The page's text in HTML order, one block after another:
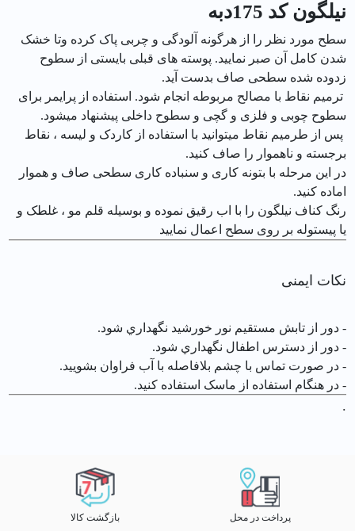
نیلگون کد 175دبه
سطح مورد نظر را از هرگونه آلودگی و چربی پاک کرده وتا خشک
شدن کامل آن صبر نمایید. پوسته های قبلی بایستی از سطوح
زدوده شده سطحی صاف بدست آید.
ترمیم نقاط با مصالح مربوطه انجام شود. استفاده از پرایمر برای
سطوح چوبی و فلزی و گچی و سطوح داخلی پیشنهاد میشود.
پس از طرمیم نقاط میتوانید با استفاده از کاردک و لیسه ، نقاط
برجسته و ناهموار را صاف کنید.
در این مرحله با بتونه کاری و سنباده کاری سطحی صاف و هموار
اماده کنید.
رنگ کناف نیلگون را با اب رقیق نموده و بوسیله قلم مو ، غلطک و
یا پیستوله بر روی سطح اعمال نمایید
نکات ایمنی
- دور از تابش مستقيم نور خورشيد نگهداري شود.
- دور از دسترس اطفال نگهداري شود.
- در صورت تماس با چشم بلافاصله با آب فراوان بشوييد.
- در هنگام استفاده از ماسک استفاده کنید.
.
پرداخت در محل بازگشت کالا